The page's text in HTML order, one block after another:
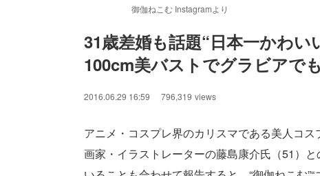
御伽ねこむ Instagramより
31歳差婚も話題“日本一かわい
100cm美バストでグラビアで
2016.06.29 16:59 796,319 views
アニメ・コスプレ界のカリスマである美人コ
画家・イラストレーターの藤島康介氏（51）